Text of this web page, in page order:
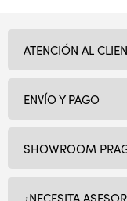
SHOWROOM
¿NECESITA
ATENCIÓN AL
ENVÍO Y PAGO